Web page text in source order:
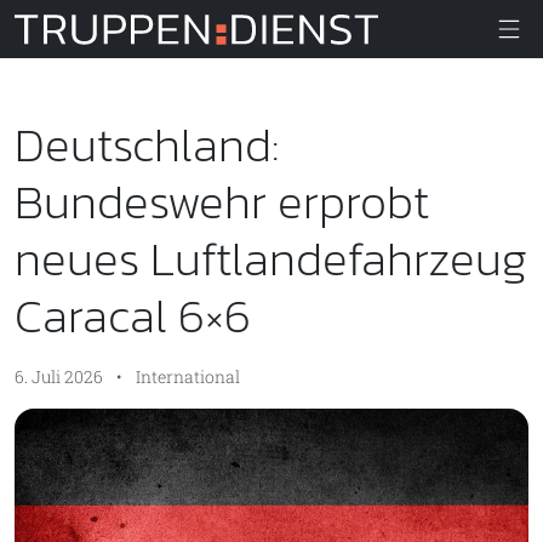
Truppendienst
Deutschland:
Bundeswehr erprobt
neues Luftlandefahrzeug
Caracal 6×6
6. Juli 2026 • International